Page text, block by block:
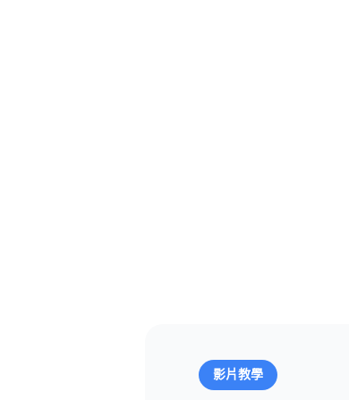
影片教學